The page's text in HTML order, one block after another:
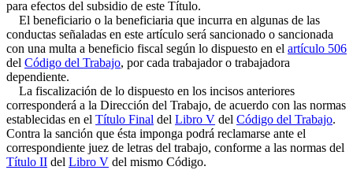
para efectos del subsidio de este Título.
El beneficiario o la beneficiaria que incurra en algunas de las
conductas señaladas en este artículo será sancionado o sancionada
con una multa a beneficio fiscal según lo dispuesto en el artículo 506
del Código del Trabajo, por cada trabajador o trabajadora
dependiente.
La fiscalización de lo dispuesto en los incisos anteriores
corresponderá a la Dirección del Trabajo, de acuerdo con las normas
establecidas en el Título Final del Libro V del Código del Trabajo.
Contra la sanción que ésta imponga podrá reclamarse ante el
correspondiente juez de letras del trabajo, conforme a las normas del
Título II del Libro V del mismo Código.